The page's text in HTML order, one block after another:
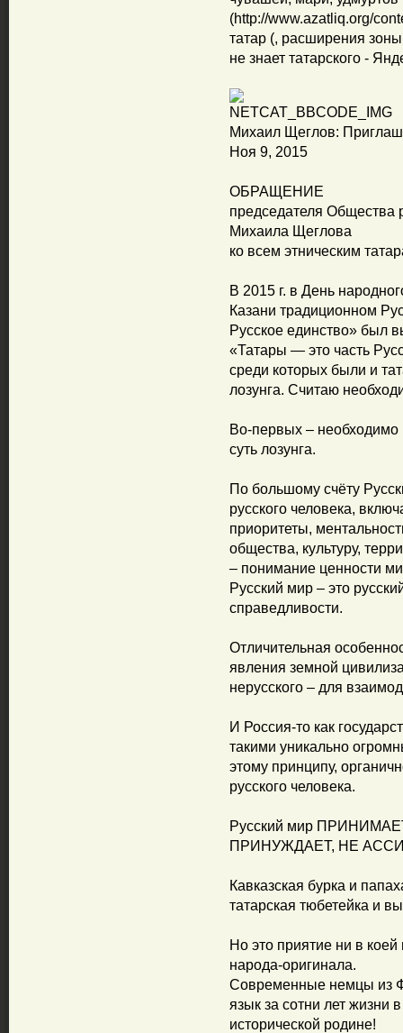
(http://www.azatliq.org/
татар (, расширения
не знает татарского -
Михаил Щеглов:
Ноя 9, 2015
ОБРАЩЕНИЕ
председателя Общества
Михаила Щеглова
ко всем этническим
В 2015 г. в День
Казани традиционном
Русское единство» был
«Татары — это часть
среди которых были и
лозунга. Считаю
Во-первых – необходимо
суть лозунга.
По большому счёту
русского человека,
приоритеты,
общества, культуру,
– понимание ценности
Русский мир – это
справедливости.
Отличительная
явления земной
нерусского – для
И Россия-то как
такими уникально
этому принципу,
русского человека.
Русский мир
ПРИНУЖДАЕТ, НЕ
Кавказская бурка и
татарская тюбетейка и
Но это приятие ни в
народа-оригинала.
Современные немцы из
язык за сотни лет жизни
исторической родине!